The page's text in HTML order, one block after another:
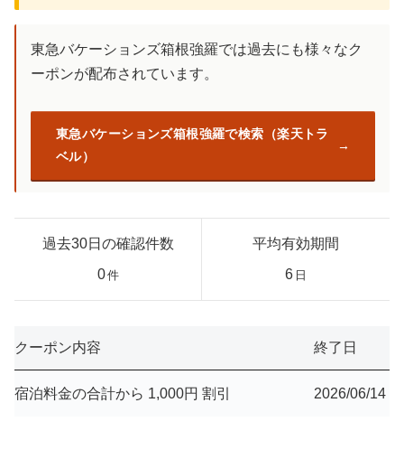
東急バケーションズ箱根強羅では過去にも様々なク
ーポンが配布されています。
東急バケーションズ箱根強羅で検索（楽天トラ
ベル）
過去30日の確認件数
0件
平均有効期間
6 日
クーポン内容 終了日
宿泊料金の合計から 1,000円 割引 2026/06/14